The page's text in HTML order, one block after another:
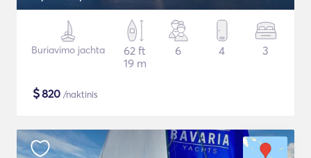
Buriavimo jachta
62 ft
19 m
6 4 3
$820 /naktinis